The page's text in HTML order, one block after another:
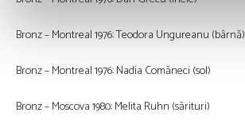
Bronz – Montreal 1976: Teodora Ungureanu (bârnă)
Bronz – Montreal 1976: Nadia Comăneci (sol)
Bronz – Moscova 1980: Melita Ruhn (sărituri)